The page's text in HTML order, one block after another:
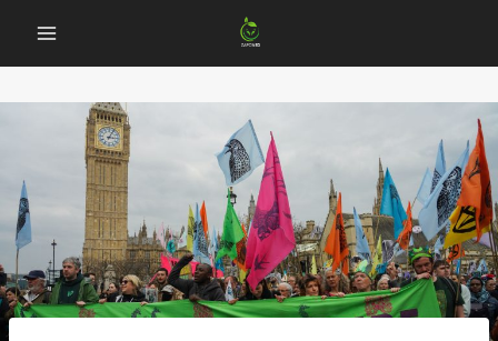
содержанию